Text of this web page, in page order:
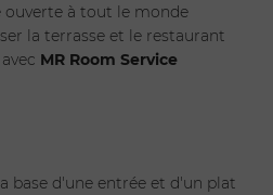
ouverte à tout le monde
la terrasse et le restaurant
MR Room Service
base d'une entrée et d'un plat